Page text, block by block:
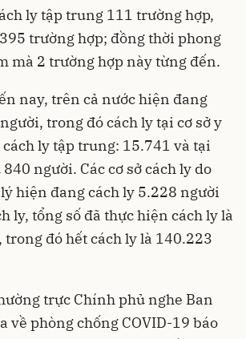
ly tập trung 111 trường hợp,
trường hợp; đồng thời phong
mà 2 trường hợp này từng đến.
nay, trên cả nước hiện đang
trong đó cách ly tại cơ sở y
ly tập trung: 15.741 và tại
người. Các cơ sở cách ly do
hiện đang cách ly 5.228 người
ly, tổng số đã thực hiện cách ly là
đó hết cách ly là 140.223
trực Chính phủ nghe Ban
về phòng chống COVID-19 báo